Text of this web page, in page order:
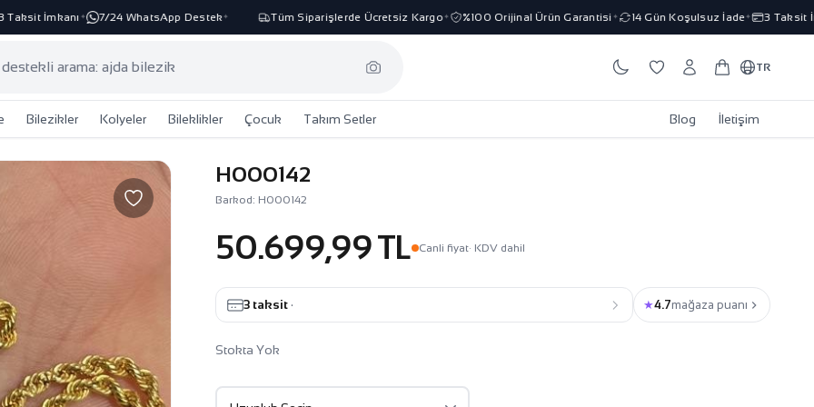
İmkanı✦ 7/24 WhatsApp Destek✦ Tüm Siparişlerde Ücretsiz Kargo✦ %100 Orijinal Ürün Garantisi✦ 14 Gün Koşulsuz İade ✦ 3 Taksit
TR
Bilezikler Kolyeler Bileklikler Çocuk Takım Setler Blog İletişim
H000142
Barkod: H000142
50.699,99 TL Canli fiyat· KDV dahil
3 taksit · ★4.7mağaza puanı
Stokta Yok